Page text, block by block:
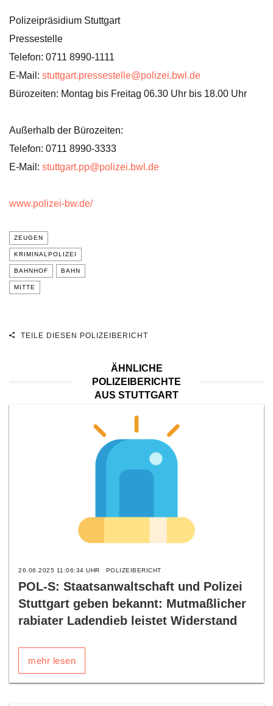
Polizeipräsidium Stuttgart
Pressestelle
Telefon: 0711 8990-1111
E-Mail: stuttgart.pressestelle@polizei.bwl.de
Bürozeiten: Montag bis Freitag 06.30 Uhr bis 18.00 Uhr
Außerhalb der Bürozeiten:
Telefon: 0711 8990-3333
E-Mail: stuttgart.pp@polizei.bwl.de
www.polizei-bw.de/
ZEUGEN
KRIMINALPOLIZEI
BAHNHOF BAHN
MITTE
TEILE DIESEN POLIZEIBERICHT
ÄHNLICHE
POLIZEIBERICHTE
AUS STUTTGART
26.06.2025 11:06:34 UHR POLIZEIBERICHT
POL-S: Staatsanwaltschaft und Polizei
Stuttgart geben bekannt: Mutmaßlicher
rabiater Ladendieb leistet Widerstand
mehr lesen